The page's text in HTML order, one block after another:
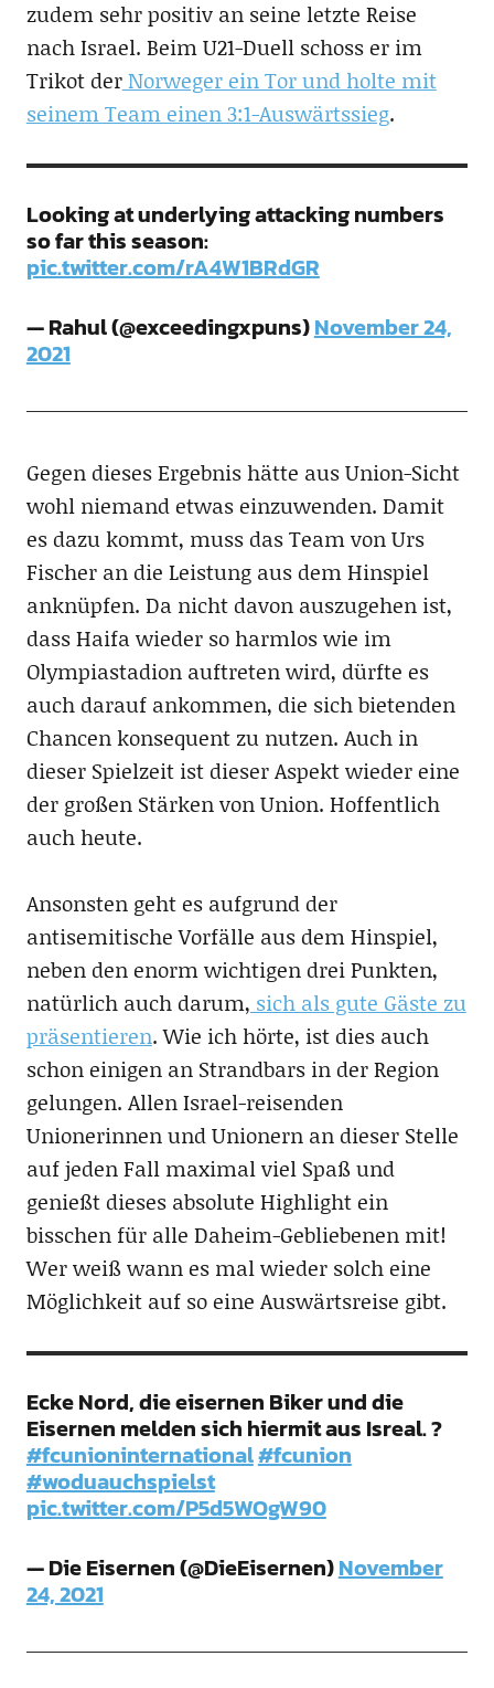
zudem sehr positiv an seine letzte Reise
nach Israel. Beim U21-Duell schoss er im
Trikot derNorweger ein Tor und holte mit
seinem Team einen 3:1-Auswärtssieg.
Looking at underlying attacking numbers
so far this season:
pic.twitter.com/rA4W1BRdGR
— Rahul (@exceedingxpuns)November 24,
2021
Gegen dieses Ergebnis hätte aus Union-Sicht
wohl niemand etwas einzuwenden. Damit
es dazu kommt, muss das Team von Urs
Fischer an die Leistung aus dem Hinspiel
anknüpfen. Da nicht davon auszugehen ist,
dass Haifa wieder so harmlos wie im
Olympiastadion auftreten wird, dürfte es
auch darauf ankommen, die sich bietenden
Chancen konsequent zu nutzen. Auch in
dieser Spielzeit ist dieser Aspekt wieder eine
der großen Stärken von Union. Hoffentlich
auch heute.
Ansonsten geht es aufgrund der
antisemitische Vorfälle aus dem Hinspiel,
neben den enorm wichtigen drei Punkten,
natürlich auch darum, sich als gute Gäste zu
präsentieren. Wie ich hörte, ist dies auch
schon einigen an Strandbars in der Region
gelungen. Allen Israel-reisenden
Unionerinnen und Unionern an dieser Stelle
auf jeden Fall maximal viel Spaß und
genießt dieses absolute Highlight ein
bisschen für alle Daheim-Gebliebenen mit!
Wer weiß wann es mal wieder solch eine
Möglichkeit auf so eine Auswärtsreise gibt.
Ecke Nord, die eisernen Biker und die
Eisernen melden sich hiermit aus Isreal. ?
#fcunioninternational#fcunion
#woduauchspielst
pic.twitter.com/P5d5WOgW90
— Die Eisernen (@DieEisernen)November
24, 2021